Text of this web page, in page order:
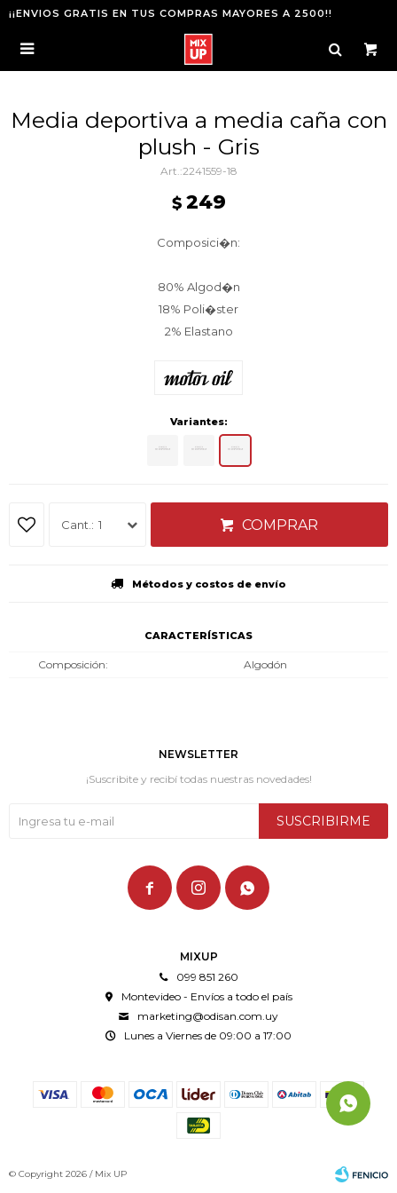
¡¡ENVIOS GRATIS EN TUS COMPRAS MAYORES A 2500!!

Media deportiva a media caña con
plush - Gris
2241559-18
$ 249
Composici�n:
80% Algod�n
18% Poli�ster
2% Elastano
Variantes:
1 COMPRAR
Métodos y costos de envío
CARACTERÍSTICAS
Composición Algodón
MIXUP
099 851 260
Montevideo - Envíos a todo el país
marketing@odisan.com.uy
Lunes a Viernes de 09:00 a 17:00
NEWSLETTER
¡Suscribite y recibí todas nuestras novedades!
SUSCRIBIRME
  
© Copyright 2026 / Mix UP